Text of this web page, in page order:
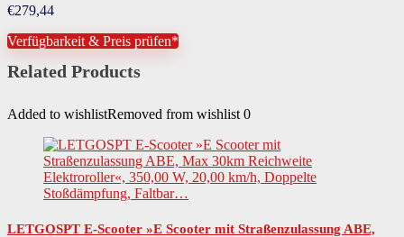
€279,44
Verfügbarkeit & Preis prüfen*
Related Products
Added to wishlistRemoved from wishlist 0
LETGOSPT E-Scooter »E Scooter mit Straßenzulassung ABE,